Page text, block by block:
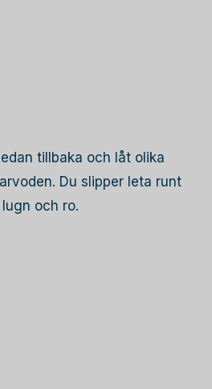
tillbaka och låt olika
Du slipper leta runt
och ro.